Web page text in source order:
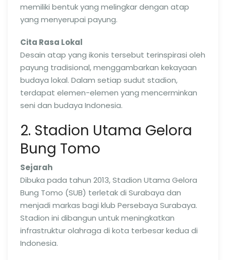
memiliki bentuk yang melingkar dengan atap
yang menyerupai payung.
Cita Rasa Lokal
Desain atap yang ikonis tersebut terinspirasi oleh
payung tradisional, menggambarkan kekayaan
budaya lokal. Dalam setiap sudut stadion,
terdapat elemen-elemen yang mencerminkan
seni dan budaya Indonesia.
2. Stadion Utama Gelora
Bung Tomo
Sejarah
Dibuka pada tahun 2013, Stadion Utama Gelora
Bung Tomo (SUB) terletak di Surabaya dan
menjadi markas bagi klub Persebaya Surabaya.
Stadion ini dibangun untuk meningkatkan
infrastruktur olahraga di kota terbesar kedua di
Indonesia.